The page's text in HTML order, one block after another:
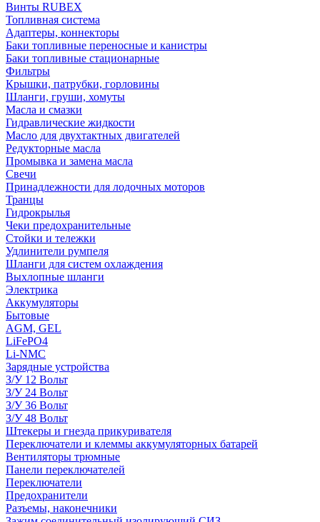
Винты RUBEX
Топливная система
Адаптеры, коннекторы
Баки топливные переносные и канистры
Баки топливные стационарные
Фильтры
Крышки, патрубки, горловины
Шланги, груши, хомуты
Масла и смазки
Гидравлические жидкости
Масло для двухтактных двигателей
Редукторные масла
Промывка и замена масла
Свечи
Принадлежности для лодочных моторов
Транцы
Гидрокрылья
Чеки предохранительные
Стойки и тележки
Удлинители румпеля
Шланги для систем охлаждения
Выхлопные шланги
Электрика
Аккумуляторы
Бытовые
AGM, GEL
LiFePO4
Li-NMC
Зарядные устройства
З/У 12 Вольт
З/У 24 Вольт
З/У 36 Вольт
З/У 48 Вольт
Штекеры и гнезда прикуривателя
Переключатели и клеммы аккумуляторных батарей
Вентиляторы трюмные
Панели переключателей
Переключатели
Предохранители
Разъемы, наконечники